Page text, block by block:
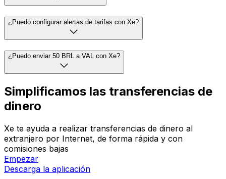
¿Puedo configurar alertas de tarifas con Xe?
¿Puedo enviar 50 BRL a VAL con Xe?
Simplificamos las transferencias de
dinero
Xe te ayuda a realizar transferencias de dinero al
extranjero por Internet, de forma rápida y con
comisiones bajas
Empezar
Descarga la aplicación